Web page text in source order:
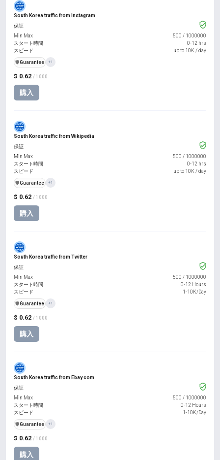
South Korea traffic from Instagram
$ 0.62 / 1000
購入
保証
Min Max
500 / 1000000
スタート時間
0-12 hrs
スピード
up to 10K / day
️🛡️Guarantee +1
South Korea traffic from Wikipedia
$ 0.62 / 1000
購入
保証
Min Max
500 / 1000000
スタート時間
0-12 hrs
スピード
up to 10K / day
️🛡️Guarantee +1
South Korea traffic from Twitter
$ 0.62 / 1000
購入
保証
Min Max
500 / 1000000
スタート時間
0-12 Hours
スピード
1-10K/Day
️🛡️Guarantee +1
South Korea traffic from Ebay.com
$ 0.62 / 1000
購入
保証
Min Max
500 / 1000000
スタート時間
0-12 Hours
スピード
1-10K/Day
️🛡️Guarantee +1